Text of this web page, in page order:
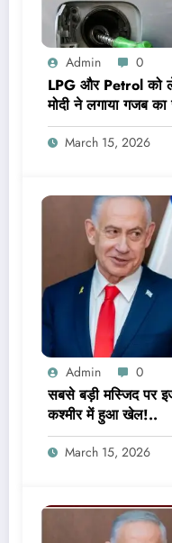
Admin 0
LPG और Petrol को
मोदी ने लगाया गजब
March 15, 2026
Admin 0
सबसे बड़ी मस्जिद पर
कश्मीर में हुआ खेल!..
March 15, 2026